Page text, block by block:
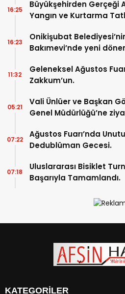
Büyükşehirden Gerçeği
Yangın ve Kurtarma
16:25
Onikişubat
Bakımevi’nde yeni
16:23
Geleneksel Ağustos
Zakkum’un.
11:32
Vali Ünlüer ve Başkan
Genel Müdürlüğü’ne
05:21
Ağustos Fuarı’nda
Dedublüman Gecesi.
07:22
Uluslararası Bisiklet
Başarıyla Tamamlandı.
07:18
KATEGORİLER